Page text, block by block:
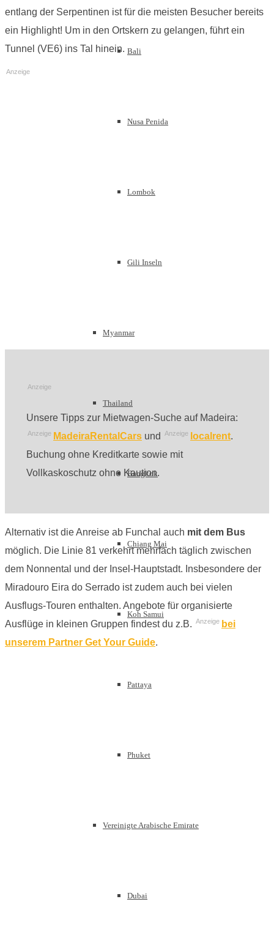
Bali
Nusa Penida
Lombok
Gili Inseln
Myanmar
Thailand
Bangkok
Chiang Mai
Koh Samui
Pattaya
Phuket
Vereinigte Arabische Emirate
Dubai
entlang der Serpentinen ist für die meisten Besucher bereits
ein Highlight! Um in den Ortskern zu gelangen, führt ein
Tunnel (VE6) ins Tal hinein.
Anzeige
Anzeige
Unsere Tipps zur Mietwagen-Suche auf Madeira:
Anzeige MadeiraRentalCars und Anzeige localrent.
Buchung ohne Kreditkarte sowie mit
Vollkaskoschutz ohne Kaution.
Alternativ ist die Anreise ab Funchal auch mit dem Bus
möglich. Die Linie 81 verkehrt mehrfach täglich zwischen
dem Nonnental und der Insel-Hauptstadt. Insbesondere der
Miradouro Eira do Serrado ist zudem auch bei vielen
Ausflugs-Touren enthalten. Angebote für organisierte
Ausflüge in kleinen Gruppen findest du z.B. Anzeige bei
unserem Partner Get Your Guide.